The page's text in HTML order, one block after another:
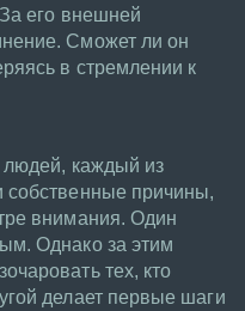
его внешней
Сможет ли он
в стремлении к
людей, каждый из
собственные причины,
внимания. Один
Однако за этим
тех, кто
делает первые шаги